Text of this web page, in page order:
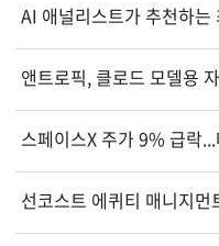
AI 애널리스트가 추천하
앤트로픽, 클로드 모델용
스페이스X 주가 9% 급락
선코스트 에퀴티 매니지